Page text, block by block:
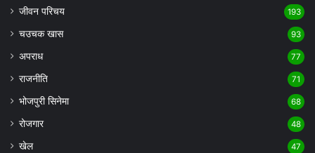
जीवन परिचय 193
चउचक खास 93
अपराध 77
राजनीति 71
भोजपुरी सिनेमा 68
रोजगार 48
खेल 47